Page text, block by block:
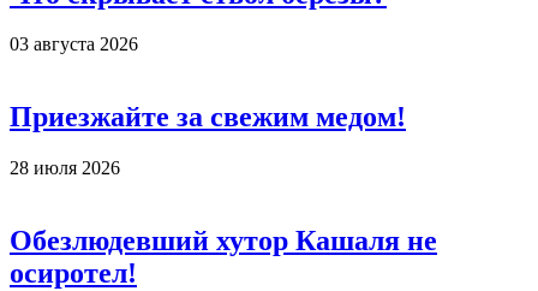
03 августа 2026
Приезжайте за свежим медом!
28 июля 2026
Обезлюдевший хутор Кашаля не
осиротел!